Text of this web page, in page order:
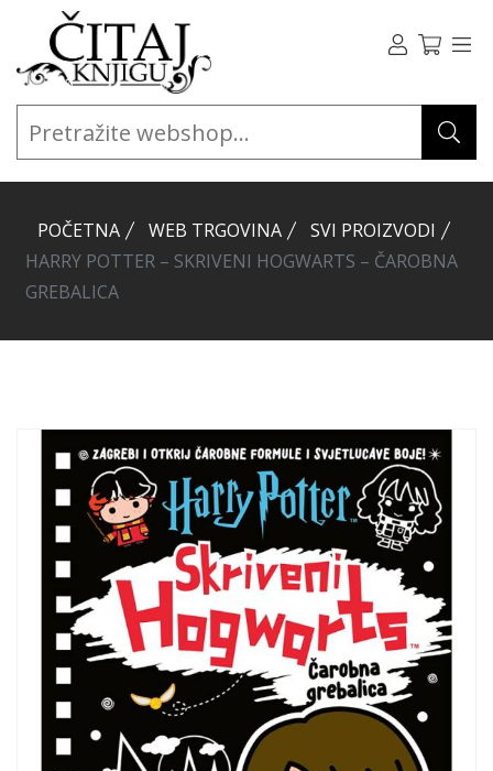
POČETNA WEB TRGOVINA
SVI PROIZVODI
HARRY POTTER – SKRIVENI HOGWARTS – ČAROBNA
GREBALICA